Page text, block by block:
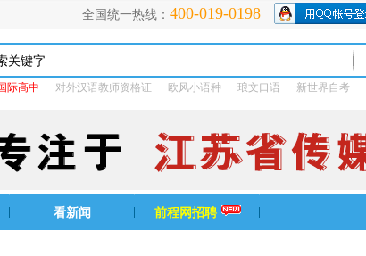
全国统一热线： 400-019-0198
际高中 对外汉语教师资格证 欧风小语种 琅文口语 新世界自考
看新闻 前程网招聘